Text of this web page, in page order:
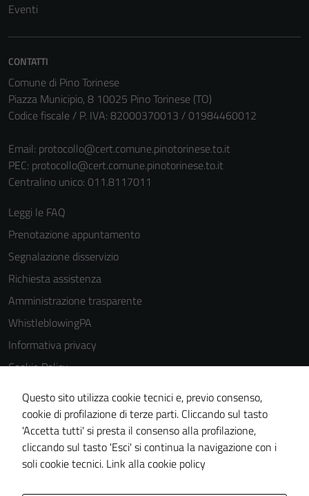
Eventi
CONTATTI
Comune di Pino Torinese
Piazza Municipio, 8 10025 Pino Torinese (TO)
Codice fiscale / P. IVA: 82000370013 / 01984460012
Email: protocollo@cert.comune.pinotorinese.to.it
PEC: protocollo@cert.comune.pinotorinese.to.it
Centralino unico: 011.8117011
Leggi le FAQ
Prenotazione appuntamento
Segnalazione disservizio
Richiesta assistenza
Amministrazione trasparente
WhistleblowingPA
Informativa privacy
Cookie Policy
Note legali
Dichiarazione di accessibilità
Piano di miglioramento del sito
Certificazione sistema gestione qualità
Questo sito utilizza cookie tecnici e, previo consenso,
cookie di profilazione di terze parti. Cliccando sul tasto
'Accetta tutti' si presta il consenso alla profilazione,
cliccando sul tasto 'Esci' si continua la navigazione con i
soli cookie tecnici. Link alla cookie policy
del sito e non
Questi cookie
non raccolgono
personali.